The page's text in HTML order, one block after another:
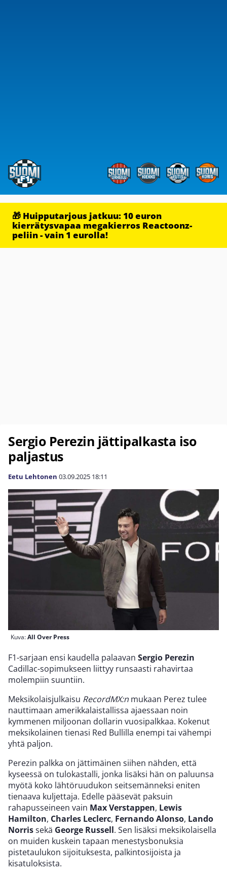
🎁 Huipputarjous jatkuu: 10 euron
kierrätysvapaa megakierros Reactoonz-
peliin - vain 1 eurolla!
Sergio Perezin jättipalkasta iso
paljastus
Eetu Lehtonen 03.09.2025 18:11
Kuva:All Over Press
F1-sarjaan ensi kaudella palaavan Sergio Perezin
Cadillac-sopimukseen liittyy runsaasti rahavirtaa
molempiin suuntiin.
Meksikolaisjulkaisu RecordMX:n mukaan Perez tulee
nauttimaan amerikkalaistallissa ajaessaan noin
kymmenen miljoonan dollarin vuosipalkkaa. Kokenut
meksikolainen tienasi Red Bullilla enempi tai vähempi
yhtä paljon.
Perezin palkka on jättimäinen siihen nähden, että
kyseessä on tulokastalli, jonka lisäksi hän on paluunsa
myötä koko lähtöruudukon seitsemänneksi eniten
tienaava kuljettaja. Edelle pääsevät paksuin
rahapusseineen vain Max Verstappen, Lewis
Hamilton, Charles Leclerc, Fernando Alonso, Lando
Norrissekä George Russell. Sen lisäksi meksikolaisella
on muiden kuskein tapaan menestysbonuksia
pistetaulukon sijoituksesta, palkintosijoista ja
kisatuloksista.